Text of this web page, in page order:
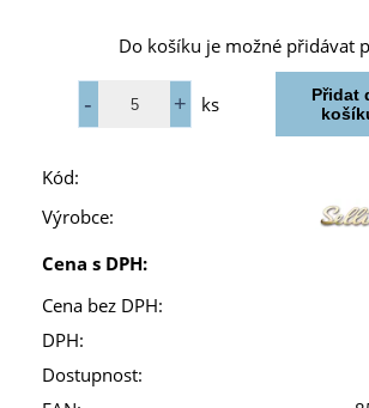
Do košíku je možné přidávat
ks
Kód:
Výrobce:
Cena s DPH:
Cena bez DPH:
DPH:
Dostupnost: